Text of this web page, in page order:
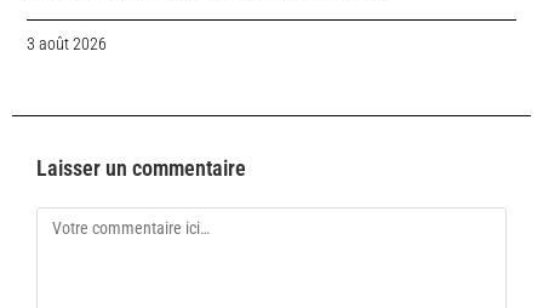
3 août 2026
Laisser un commentaire